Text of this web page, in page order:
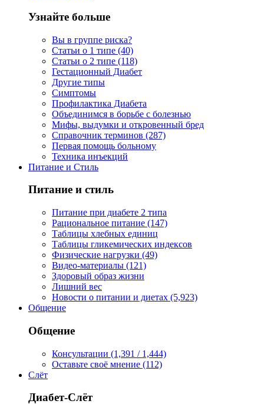
Узнайте больше
Вы в группе риска?
Статьи о 1 типе (40)
Статьи о 2 типе (118)
Гестационный Диабет
Другие типы
Симптомы
Профилактика Диабета
Объединимся в борьбе с болезнью
Мифы, выдумки и откровенный бред
Справочник терминов (287)
Первая помощь больному
Техника инъекций
Питание и Стиль
Питание и стиль
Питание при диабете 2 типа
Рациональное питание (147)
Таблицы хлебных единиц
Таблицы гликемических индексов
Физические нагрузки (49)
Видео-материалы (121)
Здоровый образ жизни
Лишний вес
Новости о питании и диетах (5,923)
Общение
Общение
Консультации (1,391 / 1,444)
Оставьте своё мнение (112)
Слёт
Диабет-Слёт